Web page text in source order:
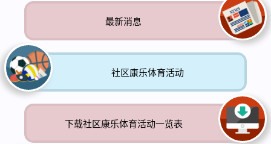
最新消息
社区康乐体育活动
下载社区康乐体育活动一览表